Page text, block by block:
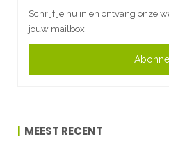
Schrijf je nu in en ontvang onze
jouw mailbox.
MEEST RECENT